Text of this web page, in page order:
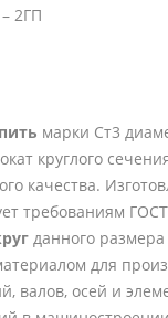
2ГП
марки Ст3
круглого
качества.
требованиям
данного размера
для
валов, осей и